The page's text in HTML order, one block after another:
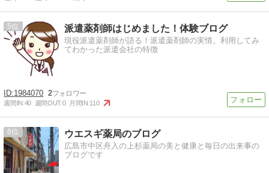
5 派遣薬剤師はじめました！体験ブログ
現役派遣薬剤師が語る！派遣薬剤師の実情。利用してみ
てわかった派遣会社の特徴
1984070 2
週間IN:40 週間OUT:0 月間IN:110
6 ウエスギ薬局のブログ
広島市中区舟入の上杉薬局の美と健康と毎日の出来事の
ブログです